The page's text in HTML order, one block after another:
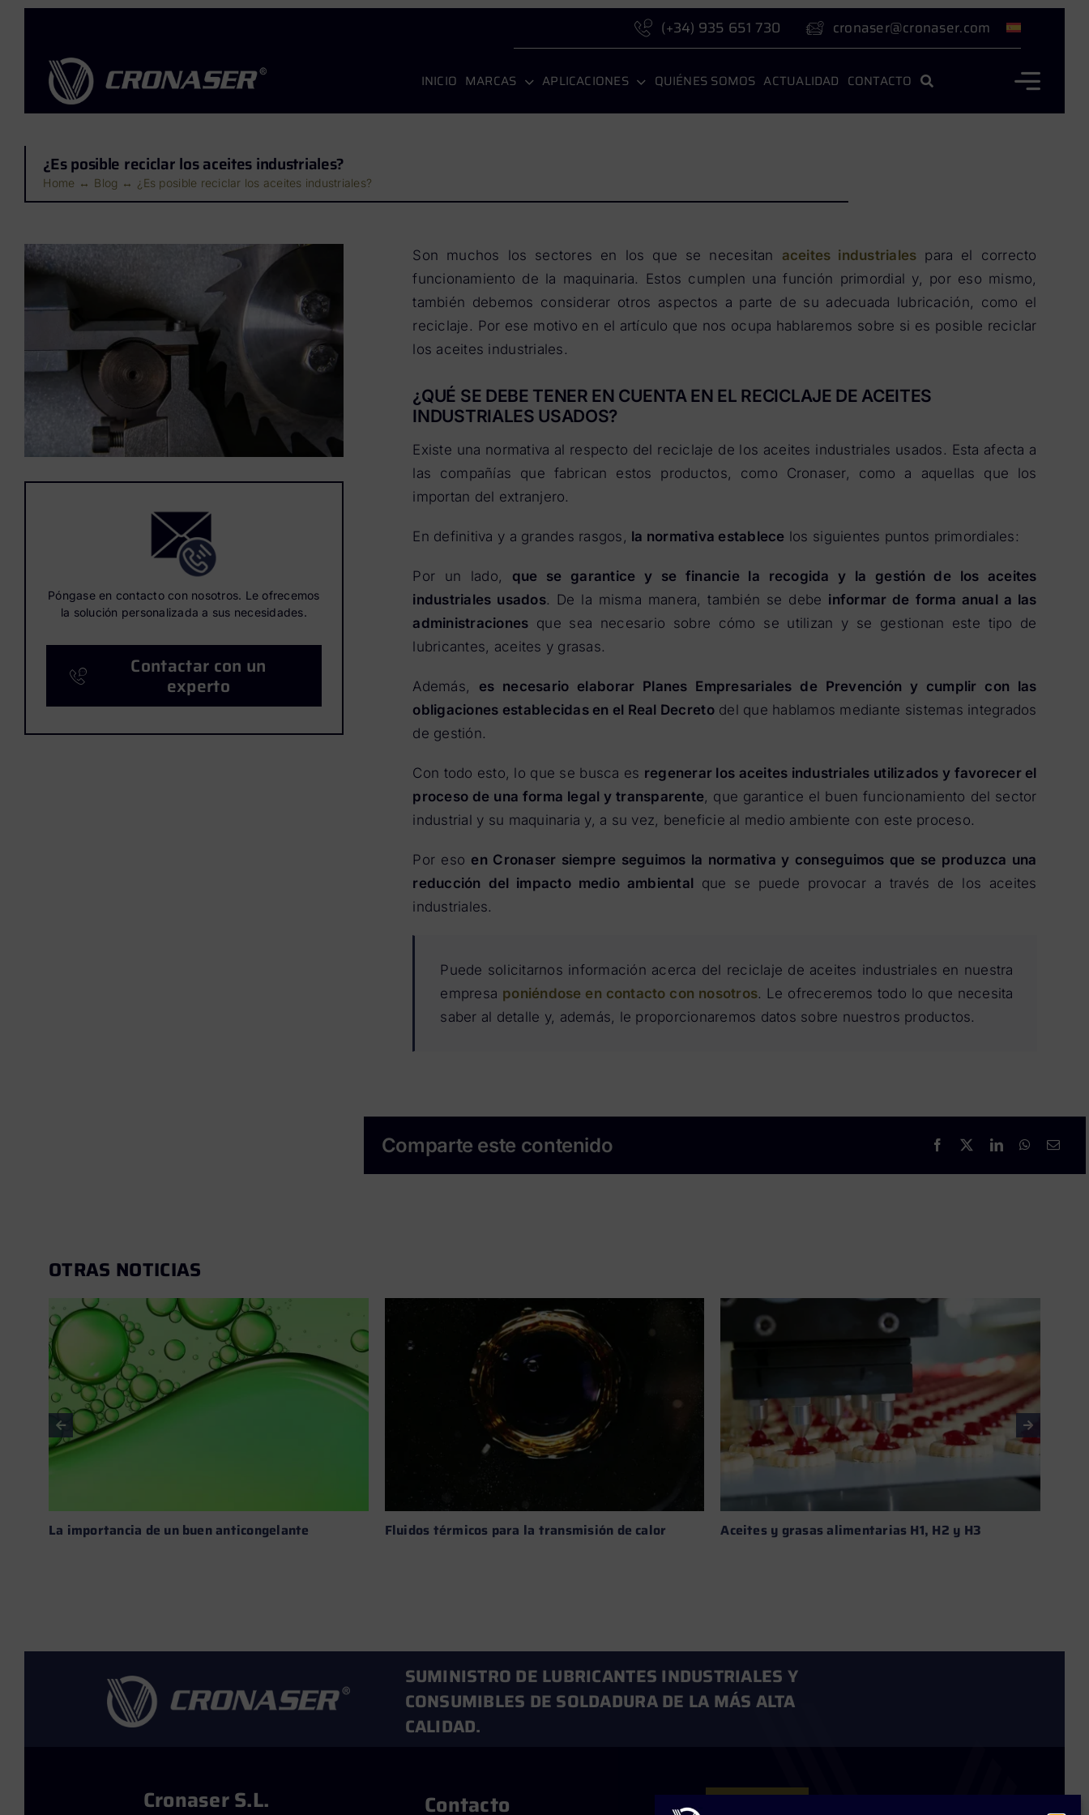
Saltar
contenido
(+34) 935 651 730 cronaser@cronaser.com
INICIO MARCAS APLICACIONES QUIÉNES SOMOS ACTUALIDAD CONTACTO
¿Es posible reciclar los aceites industriales?
Home Blog ¿Es posible reciclar los aceites industriales?
Póngase en contacto con nosotros. Le ofrecemos
la solución personalizada a sus necesidades.
Contactar con un
experto
Son muchos los sectores en los que se necesitan aceites industriales para el correcto
funcionamiento de la maquinaria. Estos cumplen una función primordial y, por eso mismo,
también debemos considerar otros aspectos a parte de su adecuada lubricación, como el
reciclaje. Por ese motivo en el artículo que nos ocupa hablaremos sobre si es posible reciclar
los aceites industriales.
¿QUÉ SE DEBE TENER EN CUENTA EN EL RECICLAJE DE ACEITES
INDUSTRIALES USADOS?
Existe una normativa al respecto del reciclaje de los aceites industriales usados. Esta afecta a
las compañías que fabrican estos productos, como Cronaser, como a aquellas que los
importan del extranjero.
En definitiva y a grandes rasgos, la normativa establece los siguientes puntos primordiales:
Por un lado, que se garantice y se financie la recogida y la gestión de los aceites
industriales usados. De la misma manera, también se debe informar de forma anual a las
administraciones que sea necesario sobre cómo se utilizan y se gestionan este tipo de
lubricantes, aceites y grasas.
Además, es necesario elaborar Planes Empresariales de Prevención y cumplir con las
obligaciones establecidas en el Real Decretodel que hablamos mediante sistemas integrados
de gestión.
Con todo esto, lo que se busca es regenerar los aceites industriales utilizados y favorecer el
proceso de una forma legal y transparente, que garantice el buen funcionamiento del sector
industrial y su maquinaria y, a su vez, beneficie al medio ambiente con este proceso.
Por eso en Cronaser siempre seguimos la normativa y conseguimos que se produzca una
reducción del impacto medio ambiental que se puede provocar a través de los aceites
industriales.
Puede solicitarnos información acerca del reciclaje de aceites industriales en nuestra
empresa poniéndose en contacto con nosotros. Le ofreceremos todo lo que necesita
saber al detalle y, además, le proporcionaremos datos sobre nuestros productos.
Comparte este contenido
OTRAS NOTICIAS
La importancia de un buen anticongelante Fluidos térmicos para la transmisión de calor Aceites y grasas alimentarias H1, H2 y H3
SUMINISTRO DE LUBRICANTES INDUSTRIALES Y
CONSUMIBLES DE SOLDADURA DE LA MÁS ALTA
CALIDAD.
Cronaser S.L. Contacto